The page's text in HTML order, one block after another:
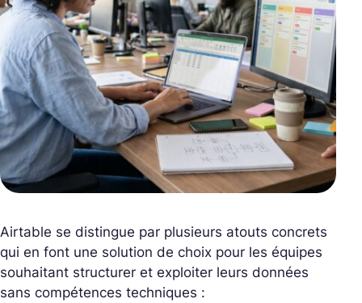
Airtable se distingue par plusieurs atouts concrets
qui en font une solution de choix pour les équipes
souhaitant structurer et exploiter leurs données
sans compétences techniques :